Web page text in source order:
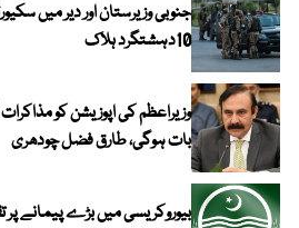
جنوبی وزیرستان اور دیر میں
10دہشتگرد ہلاک
وزیراعظم کی اپوزیشن کو
بات ہوگی، طارق فضل چودھری
بیوروکریسی میں بڑے پیمانے پر